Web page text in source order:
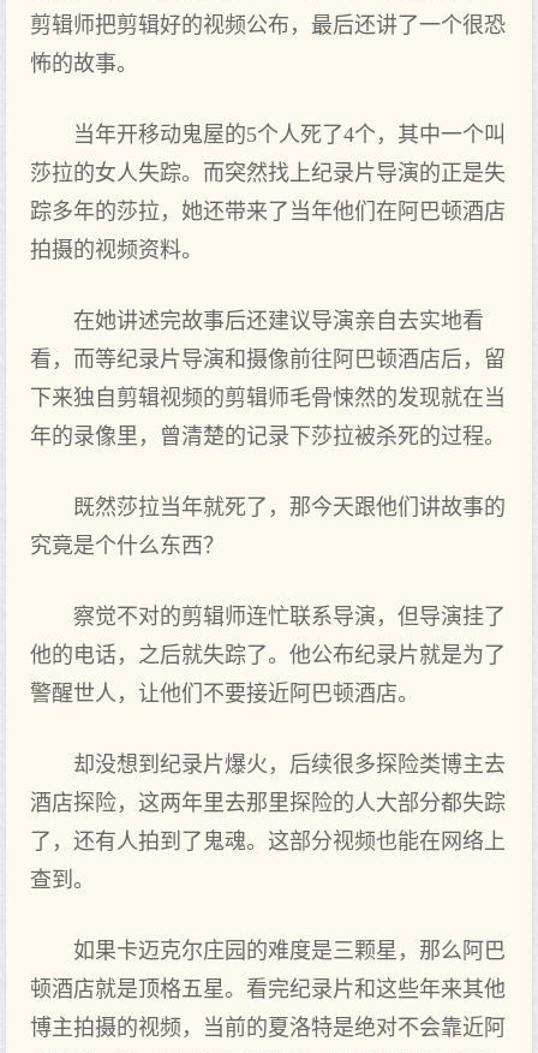
剪辑师把剪辑好的视频公布，最后还讲了一个很恐
怖的故事。
当年开移动鬼屋的5个人死了4个，其中一个叫
莎拉的女人失踪。而突然找上纪录片导演的正是失
踪多年的莎拉，她还带来了当年他们在阿巴顿酒店
拍摄的视频资料。
在她讲述完故事后还建议导演亲自去实地看
看，而等纪录片导演和摄像前往阿巴顿酒店后，留
下来独自剪辑视频的剪辑师毛骨悚然的发现就在当
年的录像里，曾清楚的记录下莎拉被杀死的过程。
既然莎拉当年就死了，那今天跟他们讲故事的
究竟是个什么东西？
察觉不对的剪辑师连忙联系导演，但导演挂了
他的电话，之后就失踪了。他公布纪录片就是为了
警醒世人，让他们不要接近阿巴顿酒店。
却没想到纪录片爆火，后续很多探险类博主去
酒店探险，这两年里去那里探险的人大部分都失踪
了，还有人拍到了鬼魂。这部分视频也能在网络上
查到。
如果卡迈克尔庄园的难度是三颗星，那么阿巴
顿酒店就是顶格五星。看完纪录片和这些年来其他
博主拍摄的视频，当前的夏洛特是绝对不会靠近阿